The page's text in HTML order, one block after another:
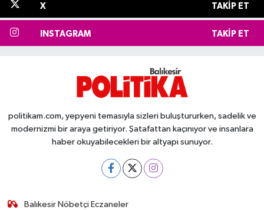
X TAKIP ET
INSTAGRAM TAKIP ET
politikam.com, yepyeni temasıyla sizleri buluştururken, sadelik ve
modernizmi bir araya getiriyor. Şatafattan kaçınıyor ve insanlara
haber okuyabilecekleri bir altyapı sunuyor.
Balıkesir Nöbetçi Eczaneler